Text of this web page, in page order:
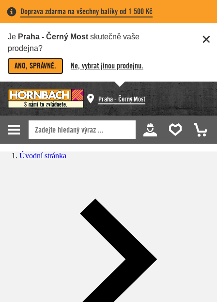
Doprava zdarma na všechny balíky od 1 500 Kč
Je Praha - Černý Most skutečně vaše
prodejna?
ANO, SPRÁVNĚ. Ne, vybrat jinou prodejnu.
Praha - Černý Most
Úvodní stránka